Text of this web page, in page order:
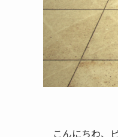
こんにちわ、